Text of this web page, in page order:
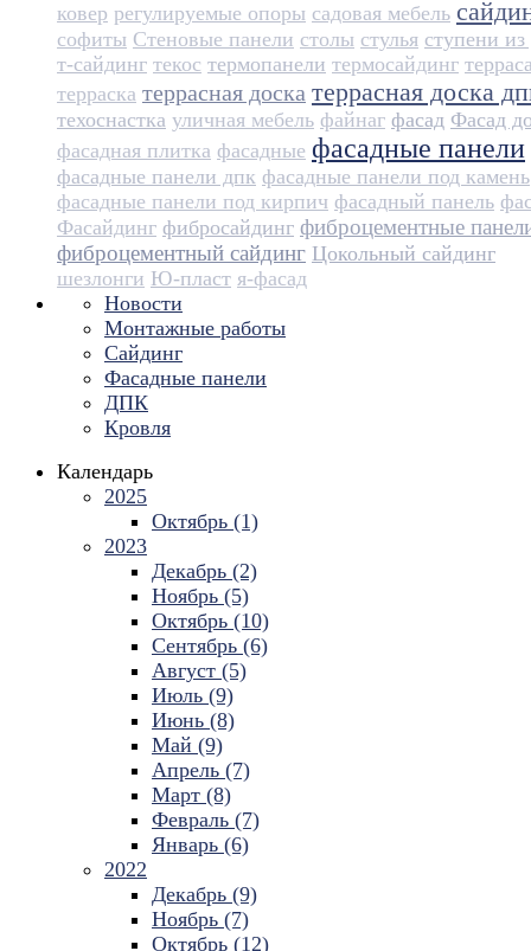
ковер регулируемые опоры садовая мебель
софиты Стеновые панели столы стулья ступени
т-сайдинг текос термопанели термосайдинг
терраска террасная доска террасная доска
техоснастка уличная мебель файнаг фасад Фасад
фасадная плитка фасадные фасадные панели
фасадные панели дпк фасадные панели под камень
фасадные панели под кирпич фасадный панель
Фасайдинг фибросайдинг фиброцементные
фиброцементный сайдинг Цокольный сайдинг
шезлонги Ю-пласт я-фасад
Новости
Монтажные работы
Сайдинг
Фасадные панели
ДПК
Кровля
Календарь
2025
Октябрь (1)
2023
Декабрь (2)
Ноябрь (5)
Октябрь (10)
Сентябрь (6)
Август (5)
Июль (9)
Июнь (8)
Май (9)
Апрель (7)
Март (8)
Февраль (7)
Январь (6)
2022
Декабрь (9)
Ноябрь (7)
Октябрь (12)